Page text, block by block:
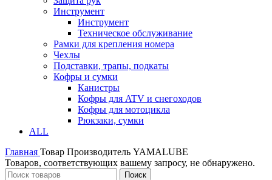
Инструмент
Инструмент
Техническое обслуживание
Рамки для крепления номера
Чехлы
Подставки, трапы, подкаты
Кофры и сумки
Канистры
Кофры для ATV и снегоходов
Кофры для мотоцикла
Рюкзаки, сумки
ALL
Главная Товар Производитель YAMALUBE
Товаров, соответствующих вашему запросу, не обнаружено.
Поиск